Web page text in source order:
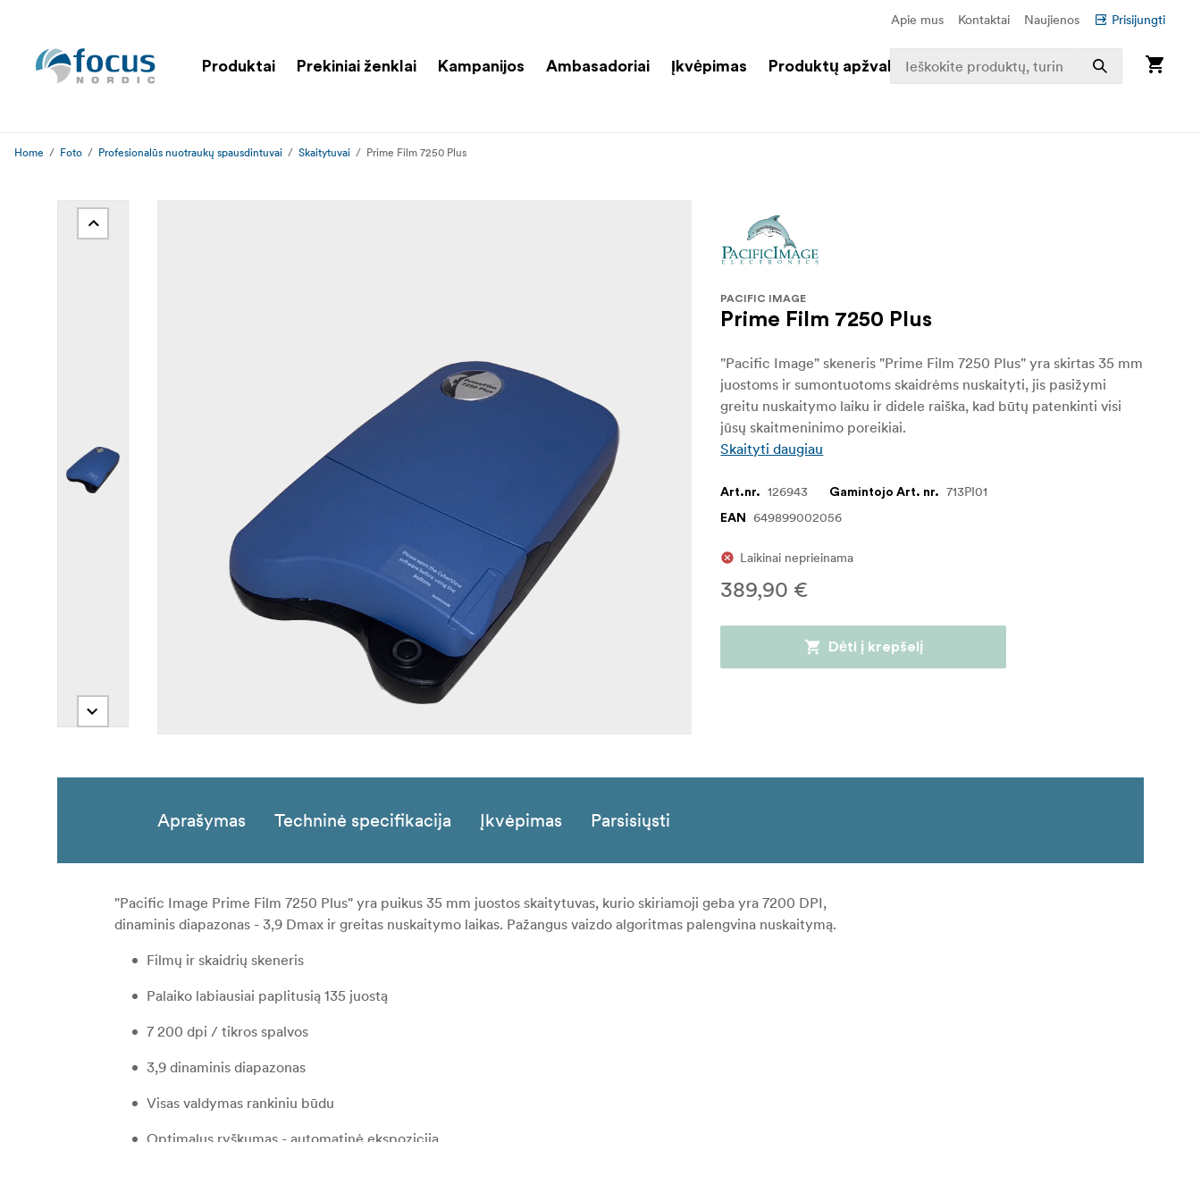
Apie mus Kontaktai Naujienos Prisijungti
Produktai Prekiniai ženklai Kampanijos Ambasadoriai Įkvėpimas Produktų apžvalga
Home Foto Profesionalūs nuotraukų spausdintuvai Skaitytuvai Prime Film 7250 Plus
PACIFIC IMAGE
Prime Film 7250 Plus
"Pacific Image" skeneris "Prime Film 7250 Plus" yra skirtas 35 mm
juostoms ir sumontuotoms skaidrėms nuskaityti, jis pasižymi
greitu nuskaitymo laiku ir didele raiška, kad būtų patenkinti visi
jūsų skaitmeninimo poreikiai.
Skaityti daugiau
Art.nr. 126943 Gamintojo Art. nr. 713PI01
EAN 649899002056
Laikinai neprieinama
389,90 €
Dėti į krepšelį
Aprašymas Techninė specifikacija Įkvėpimas Parsisiųsti
"Pacific Image Prime Film 7250 Plus" yra puikus 35 mm juostos skaitytuvas, kurio skiriamoji geba yra 7200 DPI,
dinaminis diapazonas - 3,9 Dmax ir greitas nuskaitymo laikas. Pažangus vaizdo algoritmas palengvina nuskaitymą.
Filmų ir skaidrių skeneris
Palaiko labiausiai paplitusią 135 juostą
7 200 dpi / tikros spalvos
3,9 dinaminis diapazonas
Visas valdymas rankiniu būdu
Optimalus ryškumas - automatinė ekspozicija